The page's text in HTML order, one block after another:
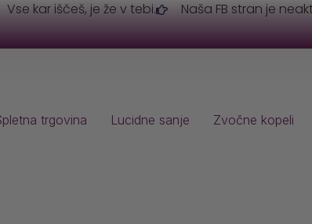
Vse kar iščeš, je že v tebi. Naša FB stran je
trgovina Lucidne sanje Zvočne kopeli